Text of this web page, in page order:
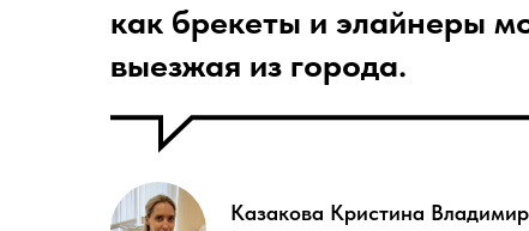
как брекеты и элайнеры
выезжая из города.
Казакова Кристина